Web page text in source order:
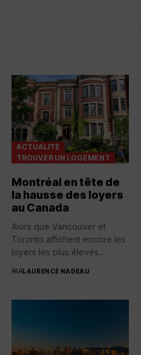
ACTUALITÉ
TROUVER UN LOGEMENT
Montréal en tête de
la hausse des loyers
au Canada
Alors que Vancouver et
Toronto affichent encore les
loyers les plus élevés...
PARLAURENCE NADEAU